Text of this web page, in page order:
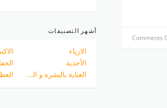
أشهر التصنيفات
الازياء
الأحذية
العناية بالبشرة و الجسم